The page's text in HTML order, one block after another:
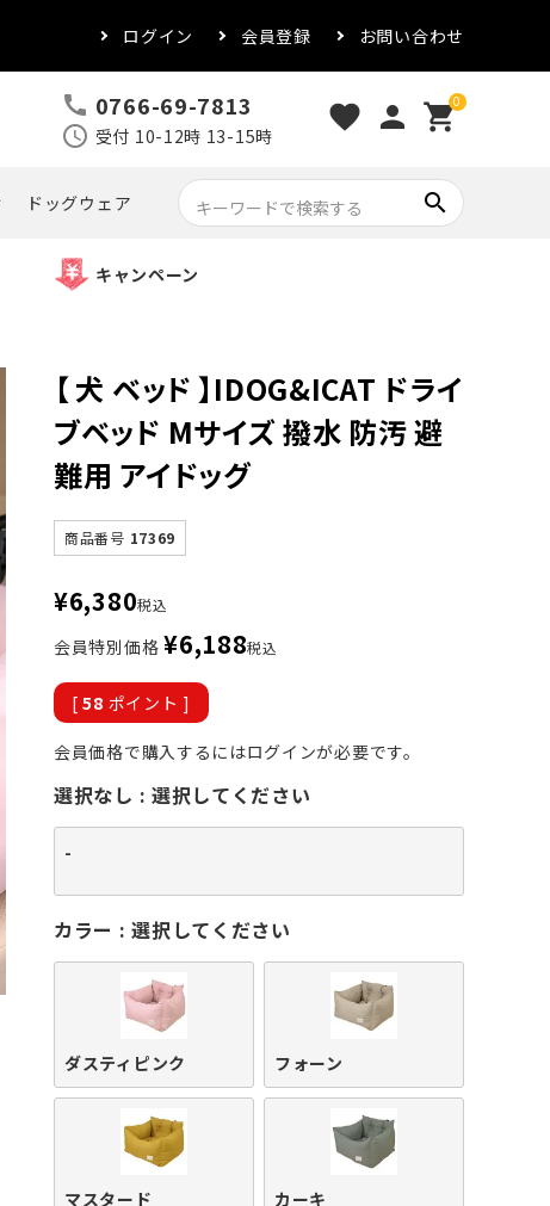
ログイン 会員登録 お問い合わせ
call 0766-69-7813
schedule 受付 10-12時 13-15時
favorite person 0
shopping_cart
ドッグウェア search
キャンペーン
【 犬 ベッド 】IDOG&ICAT ドライ
ブベッド Mサイズ 撥水 防汚 避
難用 アイドッグ
商品番号 17369
¥6,380税込
会員特別価格 ¥6,188税込
[ 58 ポイント ]
会員価格で購入するにはログインが必要です。
選択なし 選択してください
-
カラー 選択してください
ダスティピンク フォーン
マスタード カーキ